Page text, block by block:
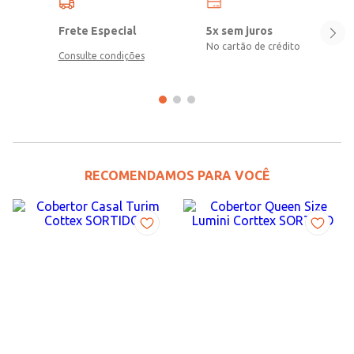
Frete Especial
Consulte condições
5x sem juros
No cartão de crédito
RECOMENDAMOS PARA VOCÊ